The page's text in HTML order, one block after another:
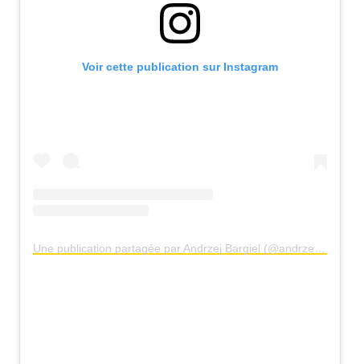
Voir cette publication sur Instagram